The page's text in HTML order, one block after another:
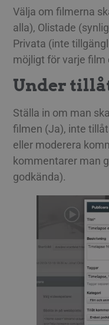
Välja om filmerna
alla), Olistade
Privata (inte
möjligt för varje
Under
Ställa in om man
filmen (Ja), inte
eller moderera
kommentarer man
godkända).